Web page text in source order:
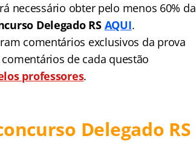
necessário obter pelo menos 60% da
Delegado RS AQUI.
comentários exclusivos da prova
de cada questão
professores.
Delegado RS